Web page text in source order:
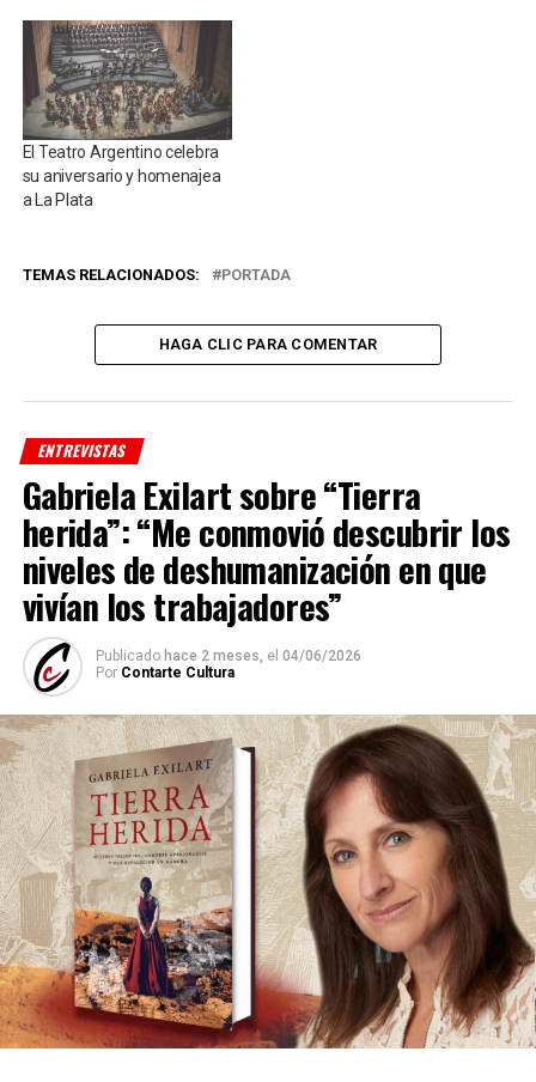
El Teatro Argentino celebra
su aniversario y homenajea
a La Plata
TEMAS RELACIONADOS: PORTADA
HAGA CLIC PARA COMENTAR
ENTREVISTAS
Gabriela Exilart sobre “Tierra
herida”: “Me conmovió descubrir los
niveles de deshumanización en que
vivían los trabajadores”
Publicado hace 2 meses, el 04/06/2026
Por Contarte Cultura